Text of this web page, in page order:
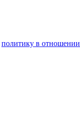
политику в